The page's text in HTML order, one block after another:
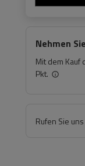
Nehmen
Mit dem Kauf
Pkt.
Rufen Sie